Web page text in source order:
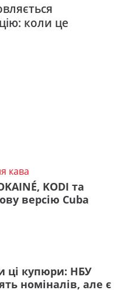
коли це
кава
KODI та
версію Cuba
ці купюри: НБУ
номіналів, але є